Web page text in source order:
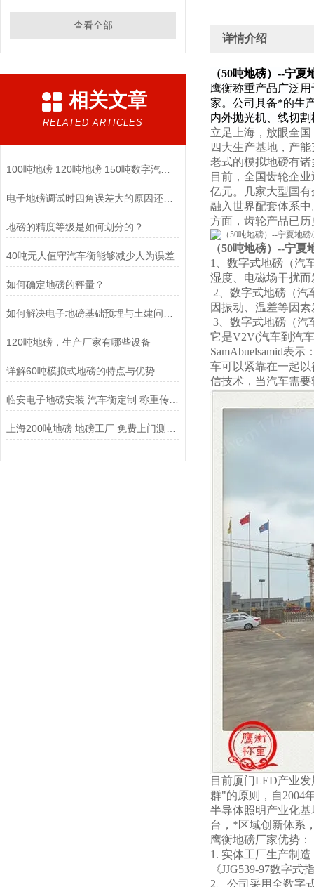
查看全部
相关文章
RELATED ARTICLES
100吨地磅 120吨地磅 150吨数字汽车衡厂家
电子地磅调试时四角误差大的原因还有哪些？
地磅的精度等级是如何划分的？
40吨无人值守汽车衡能够减少人为误差
如何确定地磅的秤量？
120吨地磅，生产厂家有哪些设备
详解60吨模拟式地磅的特点与优势
临安电子地磅安装 汽车衡定制 称重传感器
详情介绍
（50吨地磅）--宁夏
鹰衡称重产品广泛
家。公司具备*的生
内外抛光机、线切
立足上海，放眼全
四大生产基地，产
老式的模拟地磅有
目前，全国齿轮企
亿元。几家大型国
融入世界配套体系
方面，齿轮产品已
（50吨地磅）--宁夏
1、数字式地磅（汽
湿度、电磁场干扰
2、数字式地磅（汽
因振动、温差等因
3、数字式地磅（汽
它是V2V(汽车到汽
SamAbuelsamid表
车可以紧靠在一起
信技术，当汽车需
目前厦门LED产业
群"的原则，自2004
半导体照明产业化
台，*区域创新体系
鹰衡地磅厂家优势：
1. 实体工厂生产制
《JJG539-97数字
2、公司采用全数字